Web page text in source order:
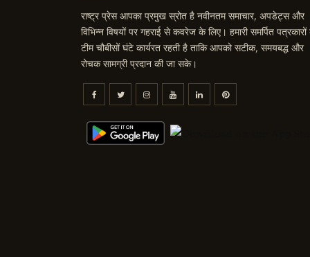
राष्ट्र प्रेस आपका प्रमुख स्रोत है नवीनतम समाचार, अपडेट्स और
विभिन्न विषयों पर गहराई से कवरेज के लिए। हमारी समर्पित पत्रकारों
टीम चौबीसों घंटे कार्यरत रहती है ताकि आपको सटीक, समयबद्ध और
रोचक सामग्री प्रदान की जा सके।